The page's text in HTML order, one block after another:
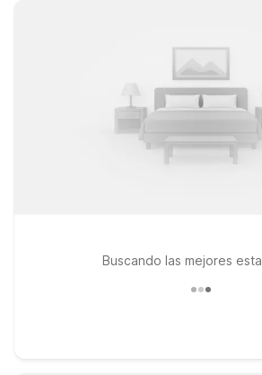
Buscando las mejores